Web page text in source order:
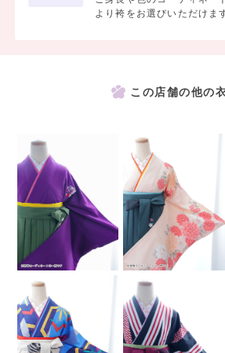
より袴をお選びいただけま
この店舗の他の